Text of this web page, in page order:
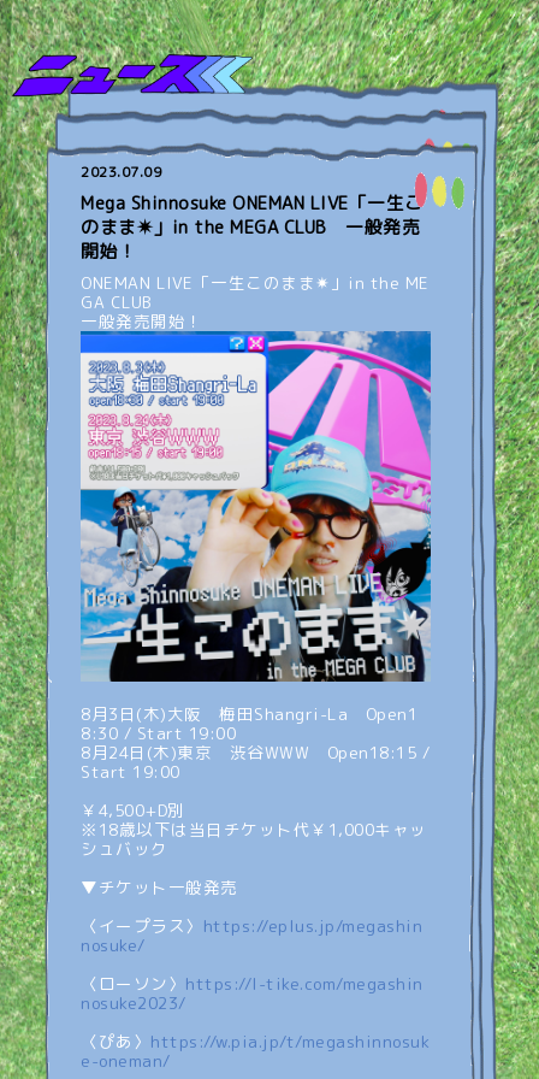
2023.07.09
Mega Shinnosuke ONEMAN LIVE「一生こ
のまま✷」in the MEGA CLUB 一般発売
開始！
ONEMAN LIVE「一生このまま✷」in the ME
GA CLUB
一般発売開始！
8月3日(木)大阪 梅田Shangri-La Open1
8:30 / Start 19:00
8月24日(木)東京 渋谷WWW Open18:15 /
Start 19:00
￥4,500+D別
※18歳以下は当日チケット代￥1,000キャッ
シュバック
▼チケット一般発売
〈イープラス〉 https://eplus.jp/megashin
nosuke/
〈ローソン〉 https://l-tike.com/megashin
nosuke2023/
〈ぴあ〉 https://w.pia.jp/t/megashinnosuk
e-oneman/